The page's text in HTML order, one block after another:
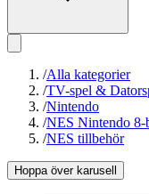
/Alla kategorier
/TV-spel &
/Nintendo
/NES Nintendo 8-
/NES tillbehör
Hoppa över karusell